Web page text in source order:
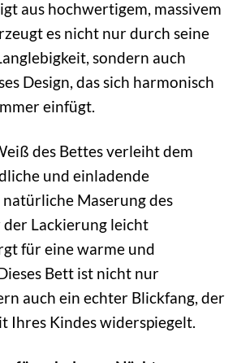
aus hochwertigem, massivem
es nicht nur durch seine
sondern auch
Design, das sich harmonisch
einfügt.
des Bettes verleiht dem
und einladende
Maserung des
der Lackierung leicht
für eine warme und
Bett ist nicht nur
auch ein echter Blickfang, der
Ihres Kindes widerspiegelt.